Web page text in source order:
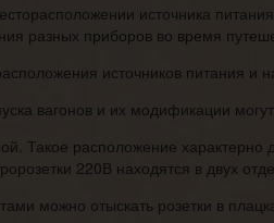
источника
разных приборов во время
источников питания и
вагонов и их модификации
Такое расположение
220В находятся в двух
можно отыскать розетки в